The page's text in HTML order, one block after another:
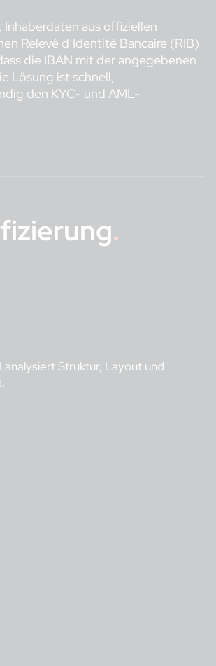
aus offiziellen
Relevé d’Identité Bancaire (RIB)
die IBAN mit der angegebenen
Lösung ist schnell,
den KYC- und AML-
.
Struktur, Layout und